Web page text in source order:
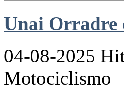
Unai Orradre
04-08-2025
Motociclismo